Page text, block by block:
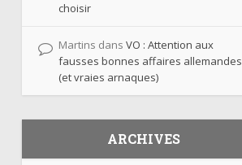
choisir
Martins dans VO : Attention aux
fausses bonnes affaires allemandes
(et vraies arnaques)
ARCHIVES